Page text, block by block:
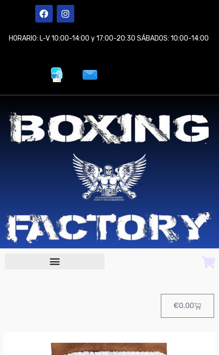
F
a
e
b
I
n
t
a
HORARIO: L-V 10:00-14:00 y 17:00-20:30 SÁBADOS: 10:00-14:00
€0,00Cart